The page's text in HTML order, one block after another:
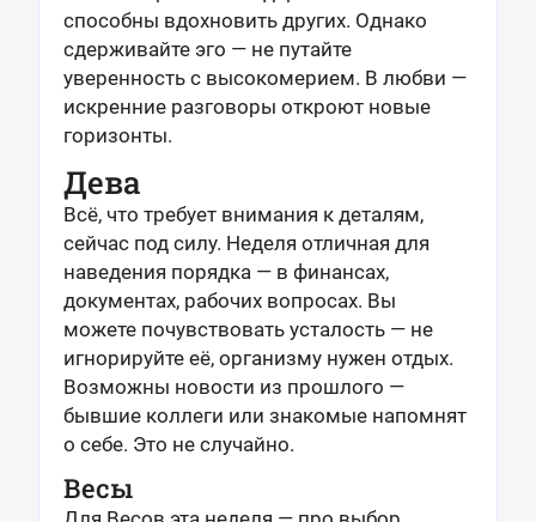
способны вдохновить других. Однако
сдерживайте эго — не путайте
уверенность с высокомерием. В любви —
искренние разговоры откроют новые
горизонты.
Дева
Всё, что требует внимания к деталям,
сейчас под силу. Неделя отличная для
наведения порядка — в финансах,
документах, рабочих вопросах. Вы
можете почувствовать усталость — не
игнорируйте её, организму нужен отдых.
Возможны новости из прошлого —
бывшие коллеги или знакомые напомнят
о себе. Это не случайно.
Весы